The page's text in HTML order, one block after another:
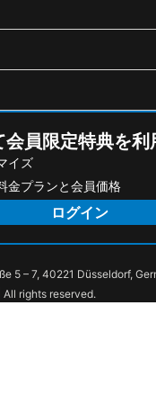
会員限定特典を利
イズ
金プランと会員価格
ログイン
5 – 7, 40221 Düsseldorf,
rights reserved.